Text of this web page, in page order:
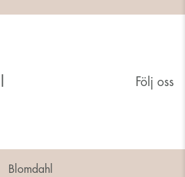
Följ oss
Blomdahl